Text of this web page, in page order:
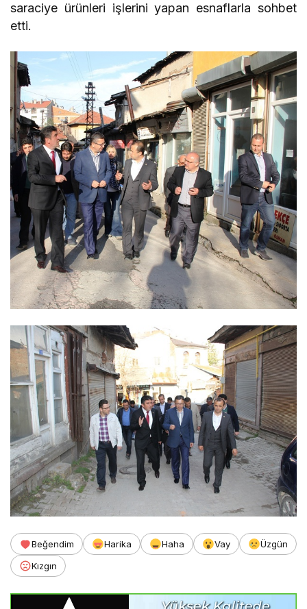
saraciye ürünleri işlerini yapan esnaflarla sohbet
etti.
Beğendim Harika Haha Vay
Üzgün
Kızgın